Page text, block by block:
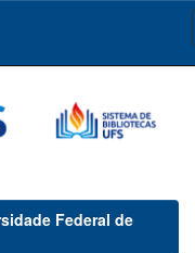
Federal de